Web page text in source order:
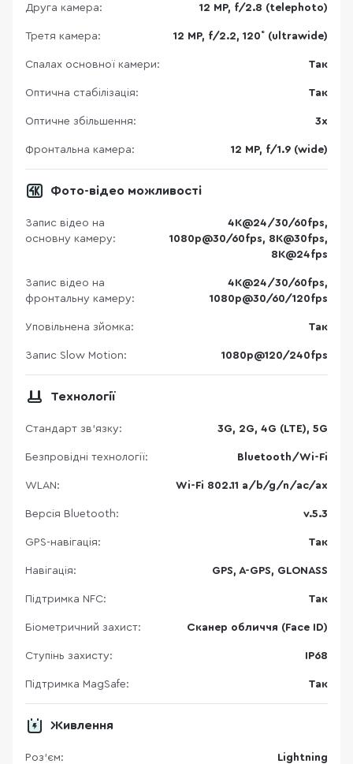
Друга камера: 12 MP, f/2.8 (telephoto)
Третя камера: 12 MP, f/2.2, 120˚ (ultrawide)
Спалах основної камери: Так
Оптична стабілізація: Так
Оптичне збільшення: 3x
Фронтальна камера: 12 MP, f/1.9 (wide)
Фото-відео можливості
Запис відео на
основну камеру:
4K@24/30/60fps,
1080p@30/60fps, 8K@30fps,
8K@24fps
Запис відео на
фронтальну камеру:
4K@24/30/60fps,
1080p@30/60/120fps
Уповільнена зйомка: Так
Запис Slow Motion: 1080p@120/240fps
Технології
Стандарт зв'язку: 3G, 2G, 4G (LTE), 5G
Безпровідні технології: Bluetooth/Wi-Fi
WLAN: Wi-Fi 802.11 a/b/g/n/ac/ax
Версія Bluetooth: v.5.3
GPS-навігація: Так
Навігація: GPS, A-GPS, GLONASS
Підтримка NFC: Так
Біометричний захист: Сканер обличчя (Face ID)
Ступінь захисту: IP68
Підтримка MagSafe: Так
Живлення
Роз'єм: Lightning